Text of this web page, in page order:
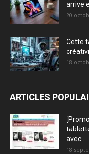
arrive
20
Cette
18
ARTICLES
avec...
18